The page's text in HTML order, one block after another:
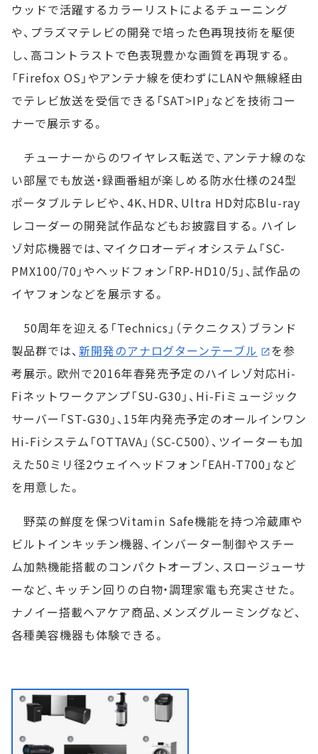
ウッドで活躍するカラーリストによるチューニング
や、プラズマテレビの開発で培った色再現技術を駆使
し、高コントラストで色表現豊かな画質を再現する。
「Firefox OS」やアンテナ線を使わずにLANや無線経由
でテレビ放送を受信できる「SAT>IP」などを技術コー
ナーで展示する。
チューナーからのワイヤレス転送で、アンテナ線のな
い部屋でも放送・録画番組が楽しめる防水仕様の24型
ポータブルテレビや、4K、HDR、Ultra HD対応Blu-ray
レコーダーの開発試作品などもお披露目する。ハイレ
ゾ対応機器では、マイクロオーディオシステム「SC-
PMX100/70」やヘッドフォン「RP-HD10/5」、試作品の
イヤフォンなどを展示する。
50周年を迎える「Technics」（テクニクス）ブランド
製品群では、 新開発のアナログターンテーブル
を参
考展示。欧州で2016年春発売予定のハイレゾ対応Hi-
Fiネットワークアンプ「SU-G30」、Hi-Fiミュージック
サーバー「ST-G30」、15年内発売予定のオールインワン
Hi-Fiシステム「OTTAVA」（SC-C500）、ツイーターも加
えた50ミリ径2ウェイヘッドフォン「EAH-T700」など
を用意した。
野菜の鮮度を保つVitamin Safe機能を持つ冷蔵庫や
ビルトインキッチン機器、インバーター制御やスチー
ム加熱機能搭載のコンパクトオーブン、スロージューサ
ーなど、キッチン回りの白物・調理家電も充実させた。
ナノイー搭載ヘアケア商品、メンズグルーミングなど、
各種美容機器も体験できる。